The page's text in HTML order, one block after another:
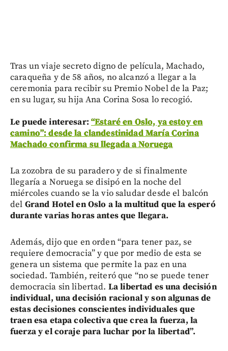
Tras un viaje secreto digno de película, Machado,
caraqueña y de 58 años, no alcanzó a llegar a la
ceremonia para recibir su Premio Nobel de la Paz;
en su lugar, su hija Ana Corina Sosa lo recogió.
Le puede interesar: “Estaré en Oslo, ya estoy en
camino”: desde la clandestinidad María Corina
Machado confirma su llegada a Noruega
La zozobra de su paradero y de si finalmente
llegaría a Noruega se disipó en la noche del
miércoles cuando se la vio saludar desde el balcón
del Grand Hotel en Oslo a la multitud que la esperó
durante varias horas antes que llegara.
Además, dijo que en orden “para tener paz, se
requiere democracia” y que por medio de esta se
genera un sistema que permite la paz en una
sociedad. También, reiteró que “no se puede tener
democracia sin libertad. La libertad es una decisión
individual, una decisión racional y son algunas de
estas decisiones conscientes individuales que
traen esa etapa colectiva que crea la fuerza, la
fuerza y el coraje para luchar por la libertad”.